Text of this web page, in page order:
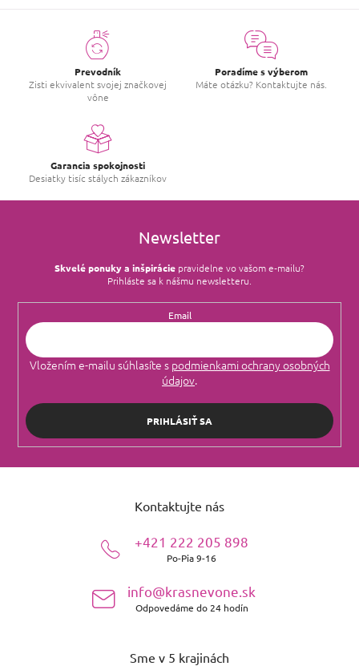
Prevodník
Zisti ekvivalent svojej značkovej
vône
Poradíme s výberom
Máte otázku? Kontaktujte nás.
Garancia spokojnosti
Desiatky tisíc stálych zákazníkov
Newsletter
Skvelé ponuky a inšpirácie pravidelne vo vašom e‑mailu?
Prihláste sa k nášmu newsletteru.
Email
Vložením e-mailu súhlasíte s podmienkami ochrany osobných
údajov.
PRIHLÁSIŤ SA
Kontaktujte nás
+421 222 205 898
Po-Pia 9-16
info@krasnevone.sk
Odpovedáme do 24 hodín
Sme v 5 krajinách